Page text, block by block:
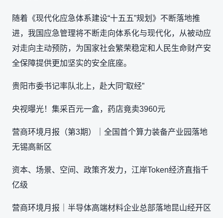
随着《现代化应急体系建设“十五五”规划》不断落地推
进，我国应急管理将不断走向体系化与现代化，从被动应
对走向主动预防，为国家社会繁荣稳定和人民生命财产安
全保障提供更加坚实的安全底座。
贵阳市委书记率队北上，赴大同“取经”
央视曝光！集采百元一盒，药店竟卖3960元
营商环境月报（第3期）｜全国首个算力装备产业园落地
无锡高新区
资本、场景、空间、政策齐发力，江岸Token经济直指千
亿级
营商环境月报｜半导体高端材料企业总部落地昆山经开区